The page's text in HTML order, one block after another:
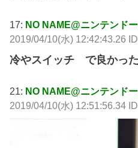
17: NO NAME@ニンテンド
2019/04/10(水) 12:42:43.26
冷やスイッチ で良かっ
21: NO NAME@ニンテンド
2019/04/10(水) 12:51:56.34